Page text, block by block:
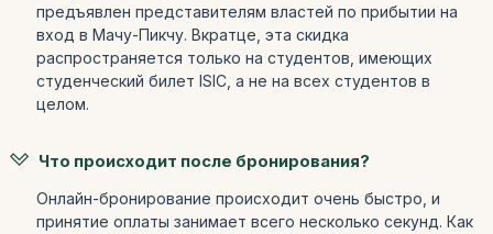
предъявлен представителям властей по прибытии на
вход в Мачу-Пикчу. Вкратце, эта скидка
распространяется только на студентов, имеющих
студенческий билет ISIC, а не на всех студентов в
целом.
Что происходит после бронирования?
Онлайн-бронирование происходит очень быстро, и
принятие оплаты занимает всего несколько секунд. Как